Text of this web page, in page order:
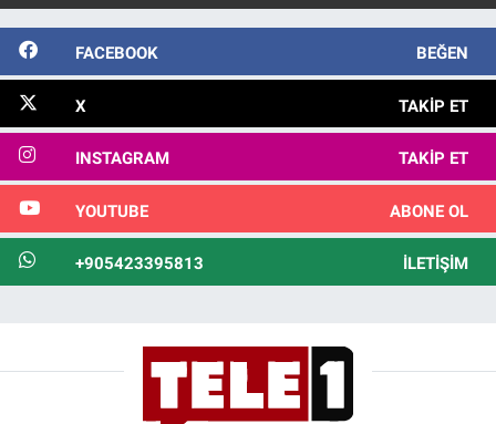
FACEBOOK BEĞEN
X TAKIP ET
INSTAGRAM TAKIP ET
YOUTUBE ABONE OL
+905423395813 İLETIŞIM